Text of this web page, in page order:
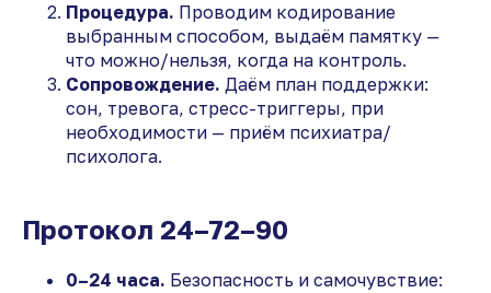
Процедура. Проводим кодирование
выбранным способом, выдаём памятку —
что можно/нельзя, когда на контроль.
Сопровождение. Даём план поддержки:
сон, тревога, стресс-триггеры, при
необходимости — приём психиатра/
психолога.
Протокол 24–72–90
0–24 часа. Безопасность и самочувствие: